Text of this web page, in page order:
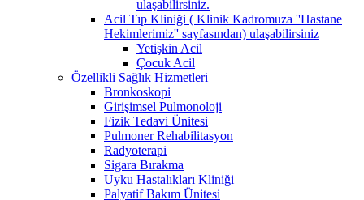
ulaşabilirsiniz.
Acil Tıp Kliniği ( Klinik Kadromuza ''Hastane
Hekimlerimiz'' sayfasından) ulaşabilirsiniz
Yetişkin Acil
Çocuk Acil
Özellikli Sağlık Hizmetleri
Bronkoskopi
Girişimsel Pulmonoloji
Fizik Tedavi Ünitesi
Pulmoner Rehabilitasyon
Radyoterapi
Sigara Bırakma
Uyku Hastalıkları Kliniği
Palyatif Bakım Ünitesi